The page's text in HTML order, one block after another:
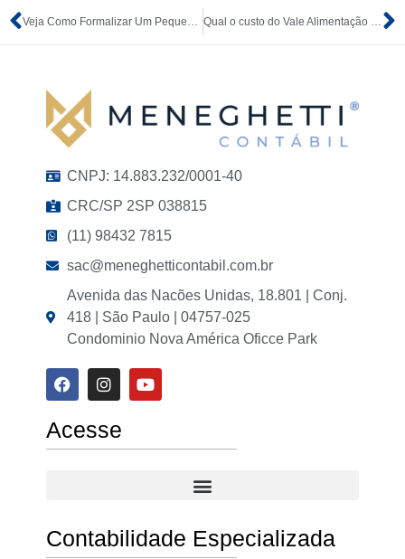
CNPJ: 14.883.232/0001-40
CRC/SP 2SP 038815
(11) 98432 7815
sac@meneghetticontabil.com.br
Avenida das Nacões Unidas, 18.801 | Conj.
418 | São Paulo | 04757-025
Condominio Nova América Oficce Park
Acesse
Contabilidade Especializada